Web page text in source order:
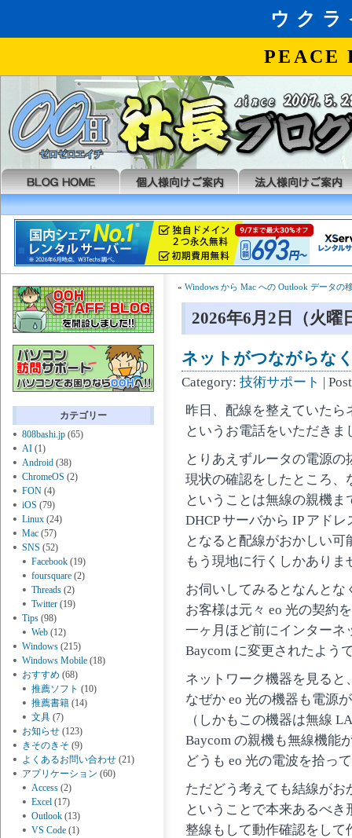
カテゴリー
808bashi.jp (65)
AI (1)
Android (38)
ChromeOS (2)
FON (4)
iOS (79)
Linux (24)
Mac (57)
SNS (52)
Facebook (19)
foursquare (2)
Threads (2)
Twitter (19)
Tips (98)
Web (12)
Windows (215)
Windows Mobile (18)
おすすめ (68)
推薦ソフト (10)
推薦書籍 (14)
文具 (7)
お知らせ (123)
きそのきそ (9)
よくあるお問い合わせ (21)
アプリケーション (60)
Access (2)
Excel (17)
Outlook (13)
VS Code (1)
« Windows から Mac への Outlook データの
2026年6月2日（火曜
ネットがつながらな
Category: 技術サポート |
昨日、配線を整えていた
というお電話をいただきま
とりあえずルータの電源
現状の確認をしたところ
ということは無線の親機
DHCP サーバから IP アド
となると配線がおかしい可
もう現地に行くしかありま
お伺いしてみるとなんと
お客様は元々 eo 光の契約
一ヶ月ほど前にインターネ
Baycom に変更されたよう
ネットワーク機器を見ると
なぜか eo 光の機器も電源
（しかもこの機器は無線
Baycom の親機も無線機能
どうも eo 光の電波を拾っ
ただどう考えても結線が
ということで本来あるべき
整線もして動作確認をして